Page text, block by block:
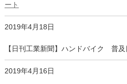
ート
2019年4月18日
【日刊工業新聞】ハンドバイク 普
2019年4月16日